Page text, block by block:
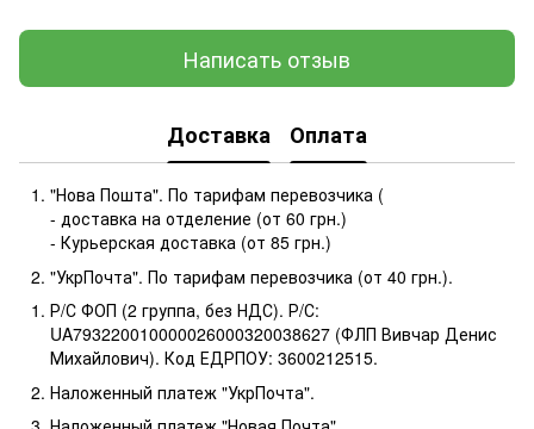
Написать отзыв
Доставка Оплата
"Нова Пошта". По тарифам перевозчика (
- доставка на отделение (от 60 грн.)
- Курьерская доставка (от 85 грн.)
"УкрПочта". По тарифам перевозчика (от 40 грн.).
Р/С ФОП (2 группа, без НДС). Р/С:
UA793220010000026000320038627 (ФЛП Вивчар Денис
Михайлович). Код ЕДРПОУ: 3600212515.
Наложенный платеж "УкрПочта".